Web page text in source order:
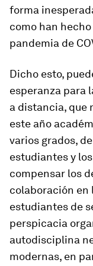
forma
como han
pandemia de
Dicho esto,
esperanza para
a distancia, que
este año
varios grados,
estudiantes y
compensar los
colaboración en
estudiantes de
perspicacia
autodisciplina
modernas, en